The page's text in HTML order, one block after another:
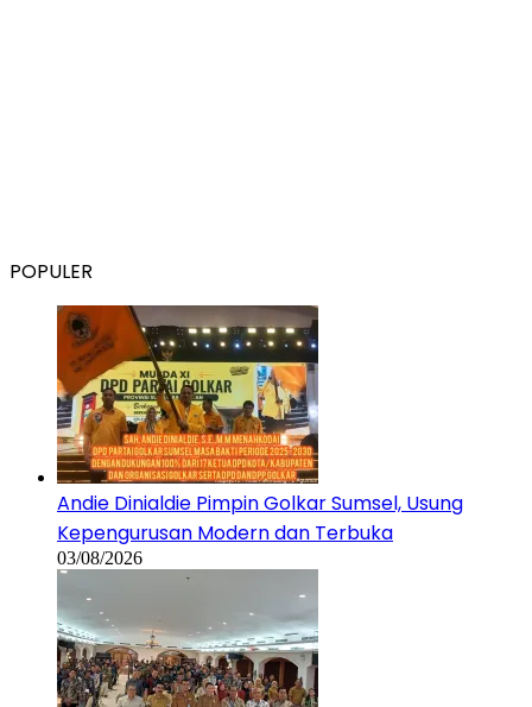
POPULER
Andie Dinialdie Pimpin Golkar Sumsel, Usung
Kepengurusan Modern dan Terbuka
03/08/2026